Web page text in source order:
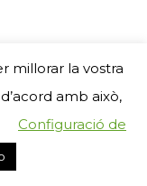
millorar la vostra
amb això,
Configuració de